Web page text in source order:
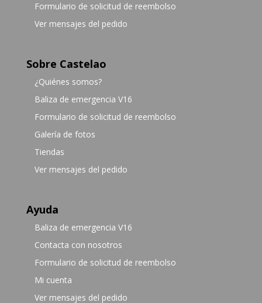
Formulario de solicitud de reembolso
Ver mensajes del pedido
Sobre Castelao
¿Quiénes somos?
Baliza de emergencia V16
Formulario de solicitud de reembolso
Galería de fotos
Tiendas
Ver mensajes del pedido
Ayuda
Baliza de emergencia V16
Contacta con nosotros
Formulario de solicitud de reembolso
Mi cuenta
Ver mensajes del pedido